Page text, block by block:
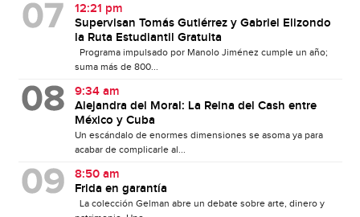
12:21 pm
Supervisan Tomás Gutiérrez y Gabriel Elizondo
la Ruta Estudiantil Gratuita
Programa impulsado por Manolo Jiménez cumple un año;
suma más de 800...
9:34 am
Alejandra del Moral: La Reina del Cash entre
México y Cuba
Un escándalo de enormes dimensiones se asoma ya para
acabar de complicarle al...
8:50 am
Frida en garantía
La colección Gelman abre un debate sobre arte, dinero y